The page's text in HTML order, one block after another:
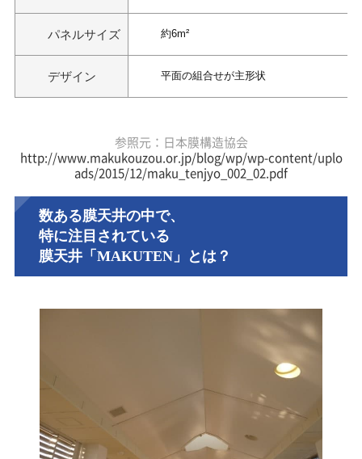
パネルサイズ 約6m²
デザイン 平面の組合せが主形状
参照元：日本膜構造協会
http://www.makukouzou.or.jp/blog/wp/wp-content/uplo
ads/2015/12/maku_tenjyo_002_02.pdf
数ある膜天井の中で、
特に注目されている
膜天井「MAKUTEN」とは？